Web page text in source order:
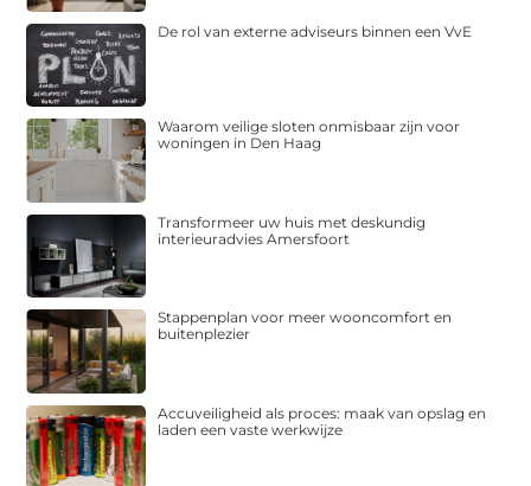
De rol van externe adviseurs binnen een VvE
Waarom veilige sloten onmisbaar zijn voor
woningen in Den Haag
Transformeer uw huis met deskundig
interieuradvies Amersfoort
Stappenplan voor meer wooncomfort en
buitenplezier
Accuveiligheid als proces: maak van opslag en
laden een vaste werkwijze